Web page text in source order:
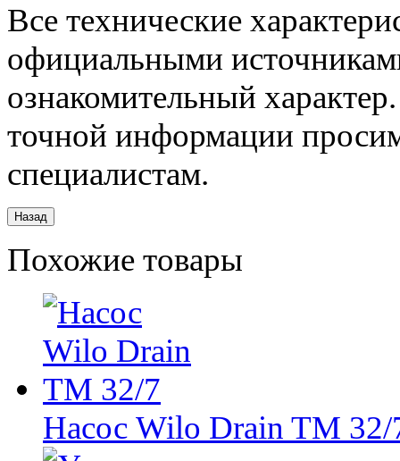
Все технические
официальными
ознакомительный
точной информации
специалистам.
Похожие товары
Насос Wilo Drain TM 32/